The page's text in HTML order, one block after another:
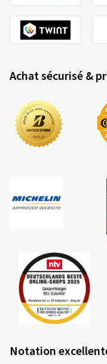
Achat sécurisé &
Notation